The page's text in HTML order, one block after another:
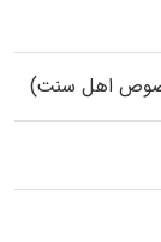
اهل سنت)